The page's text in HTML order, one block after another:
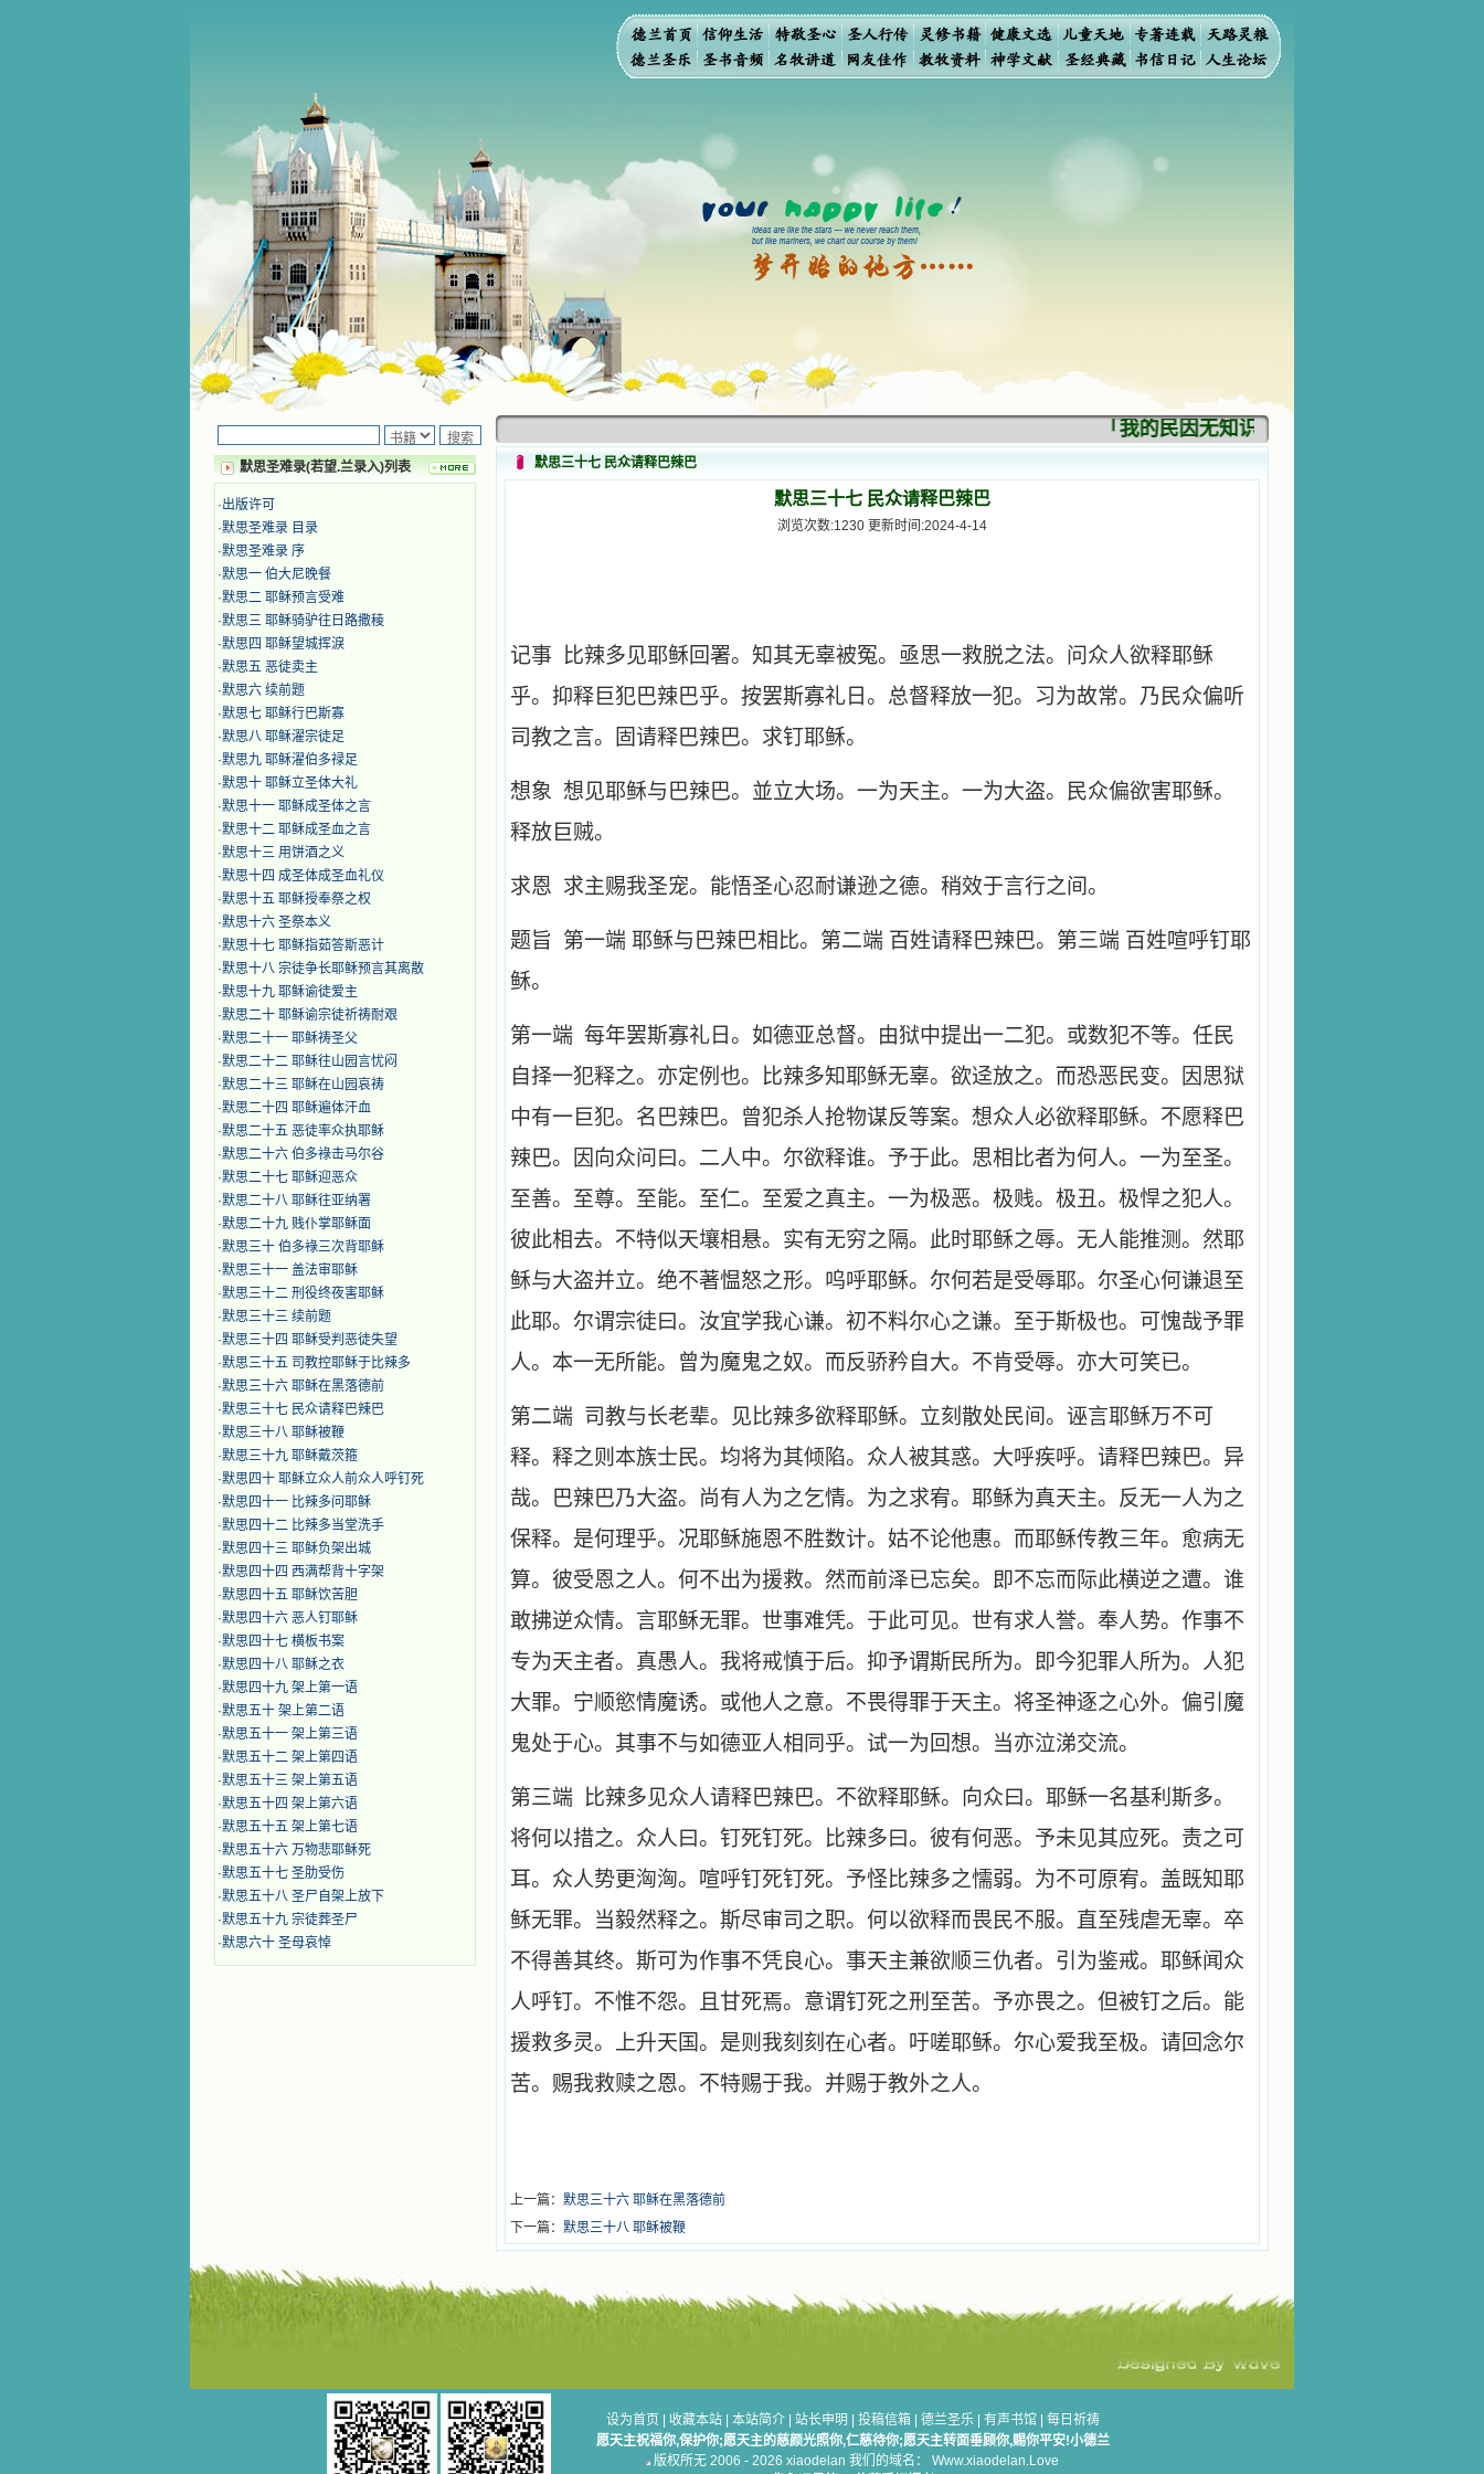
默思圣难录(若望.兰录入)列表
·出版许可
·默思圣难录 目录
·默思圣难录 序
·默思一 伯大尼晚餐
·默思二 耶稣预言受难
·默思三 耶稣骑驴往日路撒稜
·默思四 耶稣望城挥淚
·默思五 恶徒卖主
·默思六 续前题
·默思七 耶稣行巴斯寡
·默思八 耶稣濯宗徒足
·默思九 耶稣濯伯多禄足
·默思十 耶稣立圣体大礼
·默思十一 耶稣成圣体之言
·默思十二 耶稣成圣血之言
·默思十三 用饼酒之义
·默思十四 成圣体成圣血礼仪
·默思十五 耶稣授奉祭之权
·默思十六 圣祭本义
·默思十七 耶稣指茹答斯恶计
·默思十八 宗徒争长耶稣预言其离散
·默思十九 耶稣谕徒爱主
·默思二十 耶稣谕宗徒祈祷耐艰
·默思二十一 耶稣祷圣父
·默思二十二 耶稣往山园言忧闷
·默思二十三 耶稣在山园哀祷
·默思二十四 耶稣遍体汗血
·默思二十五 恶徒率众执耶稣
·默思二十六 伯多祿击马尔谷
·默思二十七 耶稣迎恶众
·默思二十八 耶稣往亚纳署
·默思二十九 贱仆掌耶稣面
·默思三十 伯多祿三次背耶稣
·默思三十一 盖法审耶稣
·默思三十二 刑役终夜害耶稣
·默思三十三 续前题
·默思三十四 耶稣受判恶徒失望
·默思三十五 司教控耶稣于比辣多
·默思三十六 耶稣在黑落德前
·默思三十七 民众请释巴辣巴
·默思三十八 耶稣被鞭
·默思三十九 耶稣戴茨箍
·默思四十 耶稣立众人前众人呼钉死
·默思四十一 比辣多问耶稣
·默思四十二 比辣多当堂洗手
·默思四十三 耶稣负架出城
·默思四十四 西满帮背十字架
·默思四十五 耶稣饮苦胆
·默思四十六 恶人钉耶稣
·默思四十七 横板书案
·默思四十八 耶稣之衣
·默思四十九 架上第一语
·默思五十 架上第二语
·默思五十一 架上第三语
·默思五十二 架上第四语
·默思五十三 架上第五语
·默思五十四 架上第六语
·默思五十五 架上第七语
·默思五十六 万物悲耶稣死
·默思五十七 圣肋受伤
·默思五十八 圣尸自架上放下
·默思五十九 宗徒葬圣尸
·默思六十 圣母哀悼
「我的民因无知识而灭亡。你弃掉知识，我
默思三十七 民众请释巴辣巴
默思三十七 民众请释巴辣巴
浏览次数:1230 更新时间:2024-4-14
记事 比辣多见耶稣回署。知其无辜被冤。亟思一救脱之法。问众人欲释耶稣
乎。抑释巨犯巴辣巴乎。按罢斯寡礼日。总督释放一犯。习为故常。乃民众偏听
司教之言。固请释巴辣巴。求钉耶稣。
想象 想见耶稣与巴辣巴。並立大场。一为天主。一为大盗。民众偏欲害耶稣。
释放巨贼。
求恩 求主赐我圣宠。能悟圣心忍耐谦逊之德。稍效于言行之间。
题旨 第一端 耶稣与巴辣巴相比。第二端 百姓请释巴辣巴。第三端 百姓喧呼钉耶
稣。
第一端 每年罢斯寡礼日。如德亚总督。由狱中提出一二犯。或数犯不等。任民
自择一犯释之。亦定例也。比辣多知耶稣无辜。欲迳放之。而恐恶民变。因思狱
中有一巨犯。名巴辣巴。曾犯杀人抢物谋反等案。想众人必欲释耶稣。不愿释巴
辣巴。因向众问曰。二人中。尔欲释谁。予于此。思相比者为何人。一为至圣。
至善。至尊。至能。至仁。至爱之真主。一为极恶。极贱。极丑。极悍之犯人。
彼此相去。不特似天壤相悬。实有无穷之隔。此时耶稣之辱。无人能推测。然耶
稣与大盗并立。绝不著愠怒之形。呜呼耶稣。尔何若是受辱耶。尔圣心何谦退至
此耶。尔谓宗徒曰。汝宜学我心谦。初不料尔心之谦。至于斯极也。可愧哉予罪
人。本一无所能。曾为魔鬼之奴。而反骄矜自大。不肯受辱。亦大可笑已。
第二端 司教与长老辈。见比辣多欲释耶稣。立刻散处民间。诬言耶稣万不可
释。释之则本族士民。均将为其倾陷。众人被其惑。大呼疾呼。请释巴辣巴。异
哉。巴辣巴乃大盗。尚有人为之乞情。为之求宥。耶稣为真天主。反无一人为之
保释。是何理乎。况耶稣施恩不胜数计。姑不论他惠。而耶稣传教三年。愈病无
算。彼受恩之人。何不出为援救。然而前泽已忘矣。即不忘而际此横逆之遭。谁
敢拂逆众情。言耶稣无罪。世事难凭。于此可见。世有求人誉。奉人势。作事不
专为天主者。真愚人。我将戒慎于后。抑予谓斯民所为。即今犯罪人所为。人犯
大罪。宁顺慾情魔诱。或他人之意。不畏得罪于天主。将圣神逐之心外。偏引魔
鬼处于心。其事不与如德亚人相同乎。试一为回想。当亦泣涕交流。
第三端 比辣多见众人请释巴辣巴。不欲释耶稣。向众曰。耶稣一名基利斯多。
将何以措之。众人曰。钉死钉死。比辣多曰。彼有何恶。予未见其应死。责之可
耳。众人势更洶洶。喧呼钉死钉死。予怪比辣多之懦弱。为不可原宥。盖既知耶
稣无罪。当毅然释之。斯尽审司之职。何以欲释而畏民不服。直至残虐无辜。卒
不得善其终。斯可为作事不凭良心。事天主兼欲顺三仇者。引为鉴戒。耶稣闻众
人呼钉。不惟不怨。且甘死焉。意谓钉死之刑至苦。予亦畏之。但被钉之后。能
援救多灵。上升天国。是则我刻刻在心者。吁嗟耶稣。尔心爱我至极。请回念尔
苦。赐我救赎之恩。不特赐于我。并赐于教外之人。
上一篇： 默思三十六 耶稣在黑落德前
下一篇： 默思三十八 耶稣被鞭
设为首页 收藏本站 本站简介 站长申明 投稿信箱 德兰圣乐 有声书馆
每日祈祷
愿天主祝福你,保护你;愿天主的慈颜光照你,仁慈待你;愿天主转面垂顾你,赐你平安!小德兰
版权所无 2006 - 2026 xiaodelan 我们的域名： Www.xiaodelan.Love